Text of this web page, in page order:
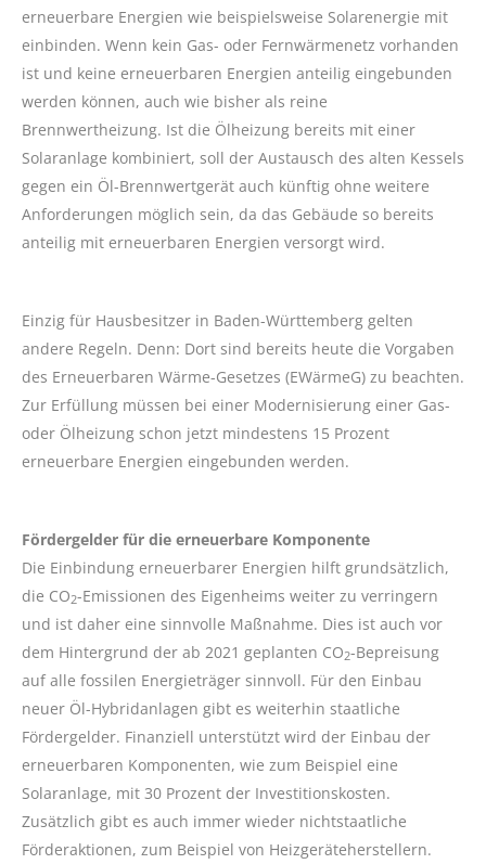
erneuerbare Energien wie beispielsweise Solarenergie mit
einbinden. Wenn kein Gas- oder Fernwärmenetz vorhanden
ist und keine erneuerbaren Energien anteilig eingebunden
werden können, auch wie bisher als reine
Brennwertheizung. Ist die Ölheizung bereits mit einer
Solaranlage kombiniert, soll der Austausch des alten Kessels
gegen ein Öl-Brennwertgerät auch künftig ohne weitere
Anforderungen möglich sein, da das Gebäude so bereits
anteilig mit erneuerbaren Energien versorgt wird.
Einzig für Hausbesitzer in Baden-Württemberg gelten
andere Regeln. Denn: Dort sind bereits heute die Vorgaben
des Erneuerbaren Wärme-Gesetzes (EWärmeG) zu beachten.
Zur Erfüllung müssen bei einer Modernisierung einer Gas-
oder Ölheizung schon jetzt mindestens 15 Prozent
erneuerbare Energien eingebunden werden.
Fördergelder für die erneuerbare Komponente
Die Einbindung erneuerbarer Energien hilft grundsätzlich,
die CO2-Emissionen des Eigenheims weiter zu verringern
und ist daher eine sinnvolle Maßnahme. Dies ist auch vor
dem Hintergrund der ab 2021 geplanten CO2-Bepreisung
auf alle fossilen Energieträger sinnvoll. Für den Einbau
neuer Öl-Hybridanlagen gibt es weiterhin staatliche
Fördergelder. Finanziell unterstützt wird der Einbau der
erneuerbaren Komponenten, wie zum Beispiel eine
Solaranlage, mit 30 Prozent der Investitionskosten.
Zusätzlich gibt es auch immer wieder nichtstaatliche
Förderaktionen, zum Beispiel von Heizgeräteherstellern.